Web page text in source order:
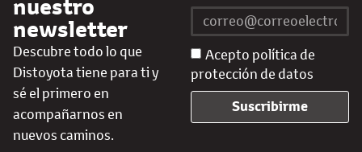
nuestro
newsletter
Descubre todo lo que
Distoyota tiene para ti y
sé el primero en
acompañarnos en
nuevos caminos.
Acepto política de
protección de datos
Suscribirme